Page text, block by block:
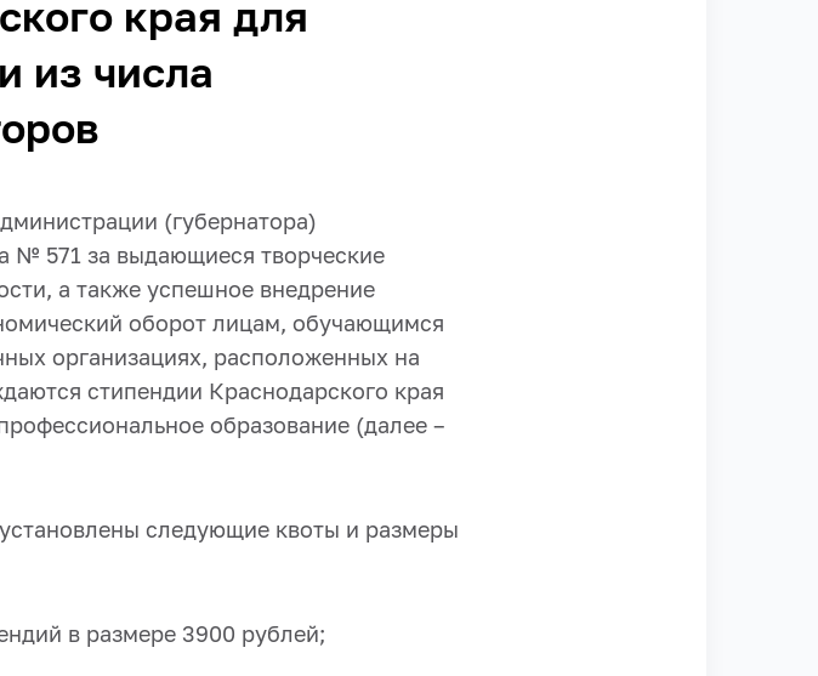
края для
из числа
(губернатора)
№ 571 за выдающиеся творческие
а также успешное внедрение
оборот лицам, обучающимся
организациях, расположенных на
стипендии Краснодарского края
образование (далее –
следующие квоты и размеры
в размере 3900 рублей;